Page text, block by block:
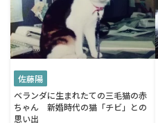
佐藤陽
ベランダに生まれたての三毛猫の赤
ちゃん 新婚時代の猫「チビ」との
思い出